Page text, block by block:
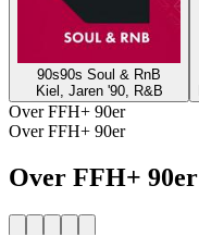
90s90s Soul & RnB
Kiel, Jaren '90, R&B
Over FFH+ 90er
Over FFH+ 90er
Over FFH+ 90er